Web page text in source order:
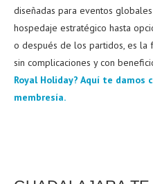
diseñadas para eventos
hospedaje estratégico hasta
o después de los partidos, es la
sin complicaciones y con
Royal Holiday? Aquí te damos
membresía.